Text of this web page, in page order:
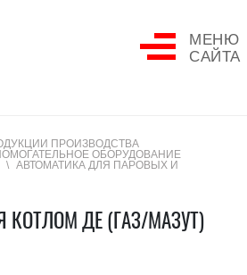
МЕНЮ
САЙТА
ПРОИЗВОДСТВА
ОБОРУДОВАНИЕ
АВТОМАТИКА ДЛЯ ПАРОВЫХ И
ДЕ (ГАЗ/МАЗУТ)